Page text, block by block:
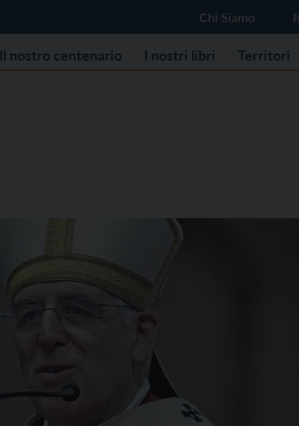
Chi Siamo
Il nostro centenario I nostri libri Territori